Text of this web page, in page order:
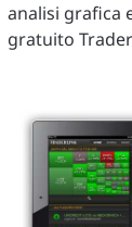
analisi grafica
gratuito